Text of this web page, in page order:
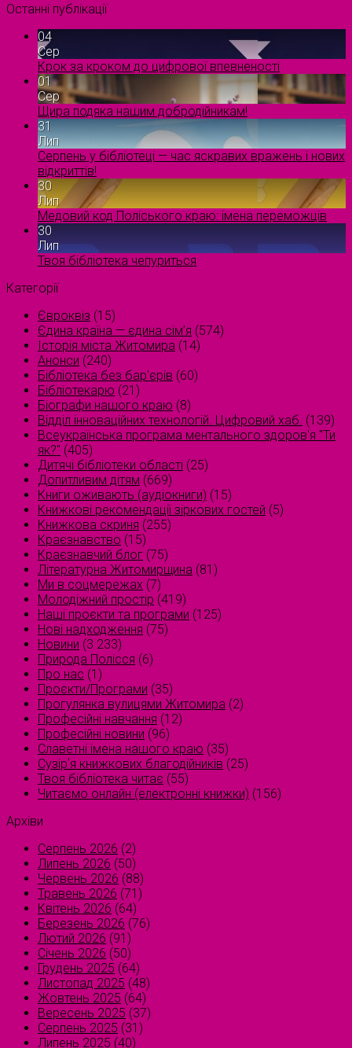
Останні публікації
04
Сер
Крок за кроком до цифрової впевненості
01
Сер
Щира подяка нашим добродійникам!
31
Лип
Серпень у бібліотеці — час яскравих вражень і нових
відкриттів!
30
Лип
Медовий код Поліського краю: імена переможців
30
Лип
Твоя бібліотека чепуриться
Категорії
Євроквіз (15)
Єдина країна — єдина сім’я (574)
Історія міста Житомира (14)
Анонси (240)
Бібліотека без бар'єрів (60)
Бібліотекарю (21)
Біографи нашого краю (8)
Відділ інноваційних технологій. Цифровий хаб. (139)
Всеукраїнська програма ментального здоров'я "Ти
як?" (405)
Дитячі бібліотеки області (25)
Допитливим дітям (669)
Книги оживають (аудіокниги) (15)
Книжкові рекомендації зіркових гостей (5)
Книжкова скриня (255)
Краєзнавство (15)
Краєзнавчий блог (75)
Літературна Житомирщина (81)
Ми в соцмережах (7)
Молодіжний простір (419)
Наші проєкти та програми (125)
Нові надходження (75)
Новини (3 233)
Природа Полісся (6)
Про нас (1)
Проєкти/Програми (35)
Прогулянка вулицями Житомира (2)
Професійні навчання (12)
Професійні новини (96)
Славетні імена нашого краю (35)
Сузірʼя книжкових благодійників (25)
Твоя бібліотека читає (55)
Читаємо онлайн (електронні книжки) (156)
Архіви
Серпень 2026 (2)
Липень 2026 (50)
Червень 2026 (88)
Травень 2026 (71)
Квітень 2026 (64)
Березень 2026 (76)
Лютий 2026 (91)
Січень 2026 (50)
Грудень 2025 (64)
Листопад 2025 (48)
Жовтень 2025 (64)
Вересень 2025 (37)
Серпень 2025 (31)
Липень 2025 (40)